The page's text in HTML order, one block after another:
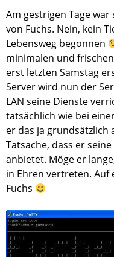
Am gestrigen Tage
von Fuchs. Nein, kein
Lebensweg begonnen
minimalen und
erst letzten Samstag
Server wird nun der
LAN seine Dienste
tatsächlich wie bei
er das ja
Tatsache, dass er
anbietet. Möge er
in Ehren vertreten. Auf
Fuchs